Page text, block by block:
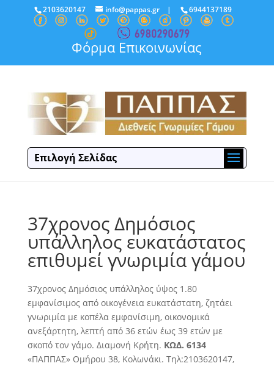
2103620147 info@pappas.gr| 6944137189
Φόρμα Επικοινωνίας
Επιλογή Σελίδας
37χρονος Δημόσιος
υπάλληλος ευκατάστατος
επιθυμεί γνωριμία γάμου
37χρονος Δημόσιος υπάλληλος ύψος 1.80
εμφανίσιμος από οικογένεια ευκατάστατη, ζητάει
γνωριμία με κοπέλα εμφανίσιμη, οικονομικά
ανεξάρτητη, λεπτή από 36 ετών έως 39 ετών με
σκοπό τον γάμο. Διαμονή Κρήτη. ΚΩΔ. 6134
«ΠΑΠΠΑΣ» Ομήρου 38, Κολωνάκι. Τηλ:2103620147,